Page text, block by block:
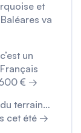
et
va
un
600 € →
terrain…
cet été →